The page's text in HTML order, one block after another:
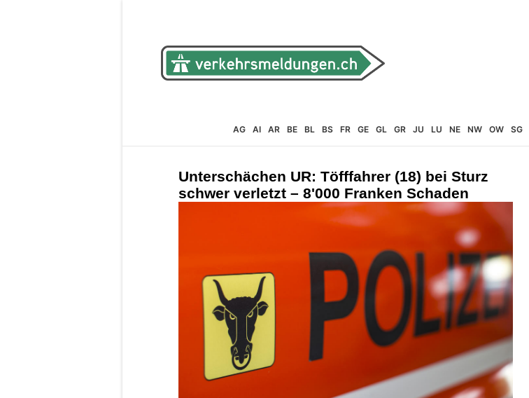
AG AI AR BE BL BS FR GE GL GR JU LU NE NW OW SG
Unterschächen UR: Töfffahrer (18) bei Sturz
schwer verletzt – 8'000 Franken Schaden